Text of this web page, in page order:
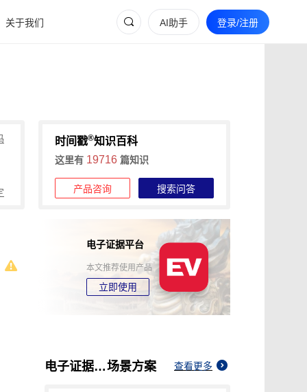
关于我们 AI助手 登录/注册
时间戳®知识百科
这里有 19716 篇知识
产品咨询 搜索问答
电子证据平台
本文推荐使用产品
立即使用
电子证据原始载体场景方案 查看更多